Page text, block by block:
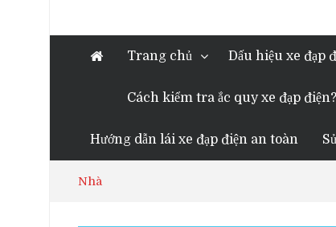
Trang chủ Dấu hiệu xe đạp
Cách kiểm tra ắc quy xe đạp điện?
Hướng dẫn lái xe đạp điện an toàn
Nhà